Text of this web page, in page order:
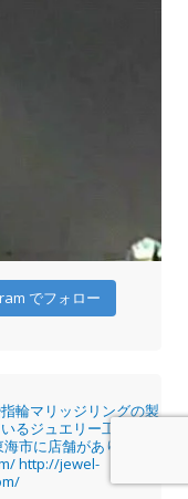
でフォロー
輪マリッジリングの製
るジュエリー工房セリ
市に店舗がありま
http://jewel-